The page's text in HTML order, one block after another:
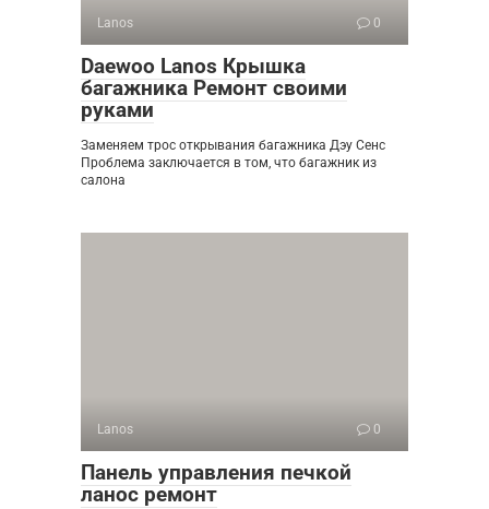
Lanos 0
Daewoo Lanos Крышка
багажника Ремонт своими
руками
Заменяем трос открывания багажника Дэу Сенс
Проблема заключается в том, что багажник из
салона
Lanos 0
Панель управления печкой
ланос ремонт